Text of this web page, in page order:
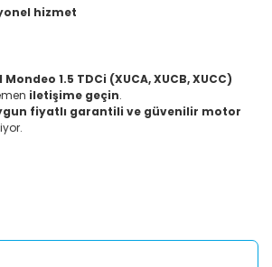
hizmet
Mondeo 1.5 TDCi (XUCA, XUCB, XUCC)
iletişime geçin.
fiyatlı garantili ve güvenilir motor
Yorum Yaz